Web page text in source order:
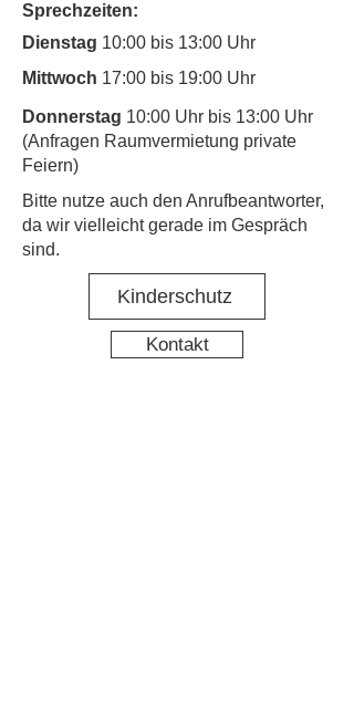
Sprechzeiten:
Dienstag 10:00 bis 13:00 Uhr
Mittwoch 17:00 bis 19:00 Uhr
Donnerstag 10:00 Uhr bis 13:00 Uhr
(Anfragen Raumvermietung private
Feiern)
​Bitte nutze auch den Anrufbeantworter,
da wir vielleicht gerade im Gespräch
sind.
Kinderschutz
Kontakt